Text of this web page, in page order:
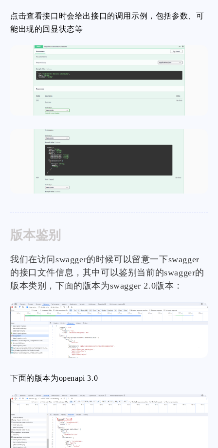
点击查看接口时会给出接口的调用示例，包括参数、可
能出现的回显状态等
版本鉴别
我们在访问swagger的时候可以留意一下swagger
的接口文件信息，其中可以鉴别当前的swagger的
版本类别，下面的版本为swagger 2.0版本：
下面的版本为openapi 3.0